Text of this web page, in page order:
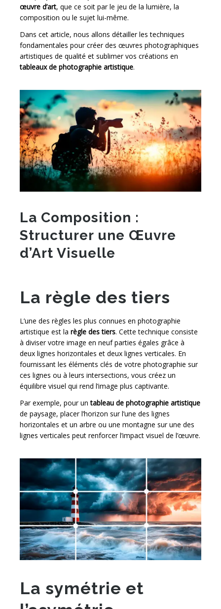
œuvre d’art, que ce soit par le jeu de la lumière, la
composition ou le sujet lui-même.
Dans cet article, nous allons détailler les techniques
fondamentales pour créer des œuvres photographiques
artistiques de qualité et sublimer vos créations en
tableaux de photographie artistique.
La Composition :
Structurer une Œuvre
d’Art Visuelle
La règle des tiers
L’une des règles les plus connues en photographie
artistique est la règle des tiers. Cette technique consiste
à diviser votre image en neuf parties égales grâce à
deux lignes horizontales et deux lignes verticales. En
fournissant les éléments clés de votre photographie sur
ces lignes ou à leurs intersections, vous créez un
équilibre visuel qui rend l’image plus captivante.
Par exemple, pour untableau de photographie artistique
de paysage, placer l’horizon sur l’une des lignes
horizontales et un arbre ou une montagne sur une des
lignes verticales peut renforcer l’impact visuel de l’œuvre.
La symétrie et